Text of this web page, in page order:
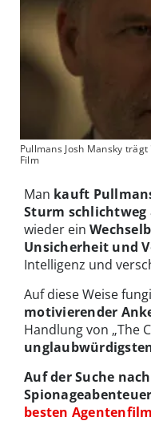
Pullmans Josh Mansky
Film
Man kauft
Sturm schlichtweg
wieder ein
Unsicherheit und
Intelligenz und
Auf diese Weise
motivierender
Handlung von „The
Auf der Suche
besten